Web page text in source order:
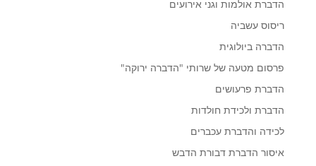
הדברת אולמות וגני אירועים
ריסוס עשביה
הדברה ביולוגית
פרסום מטעה של שרותי "הדברה ירוקה"
הדברת פרעושים
הדברת ולכידת חולדות
לכידה והדברת עכברים
איסור הדברת דבורת הדבש